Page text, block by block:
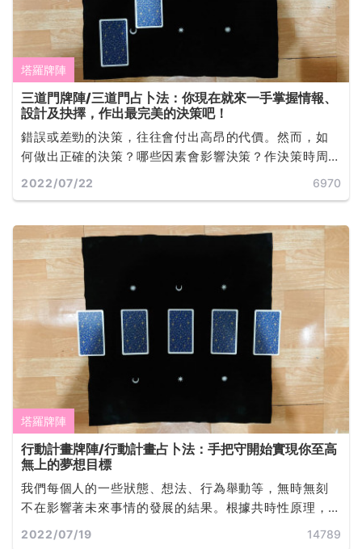
塔羅牌陣
三道門牌陣/三道門占卜法：你現在就來一手掌握情報、
設計及抉擇，作出最完美的決策吧！
錯誤或差勁的決策，往往會付出高昂的代價。然而，如
何做出正確的決策？哪些因素會影響決策？作決策時周
全考慮的重要性，雖然有時作決策看來很輕易，但往往
2022/07/22 6970
塔羅牌陣
行動計畫牌陣/行動計畫占卜法：手把守開始實現你至高
無上的夢想目標
我們每個人的一些狀態、想法、行為舉動等，無時無刻
不在影響著未來事情的發展的結果。根據共時性原理，
塔羅牌與我們每個人進行連接，在塔羅牌占卜時，問卜
2022/07/19 14789